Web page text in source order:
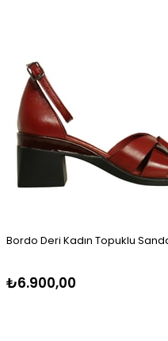
Bordo Deri Kadın Topuklu
₺6.900,00